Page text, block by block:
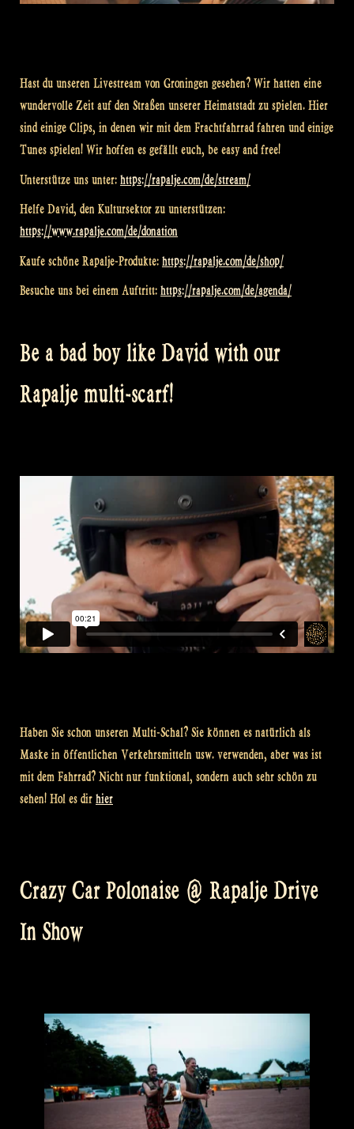
Hast du unseren Livestream von Groningen gesehen? Wir hatten eine
wundervolle Zeit auf den Straßen unserer Heimatstadt zu spielen. Hier
sind einige Clips, in denen wir mit dem Frachtfahrrad fahren und einige
Tunes spielen! Wir hoffen es gefällt euch, be easy and free!
Unterstütze uns unter: https://rapalje.com/de/stream/
Helfe David, den Kultursektor zu unterstützen:
https://www.rapalje.com/de/donation
Kaufe schöne Rapalje-Produkte: https://rapalje.com/de/shop/
Besuche uns bei einem Auftritt: https://rapalje.com/de/agenda/
Be a bad boy like David with our
Rapalje multi-scarf!
Haben Sie schon unseren Multi-Schal? Sie können es natürlich als
Maske in öffentlichen Verkehrsmitteln usw. verwenden, aber was ist
mit dem Fahrrad? Nicht nur funktional, sondern auch sehr schön zu
sehen! Hol es dir hier
Crazy Car Polonaise @ Rapalje Drive
In Show